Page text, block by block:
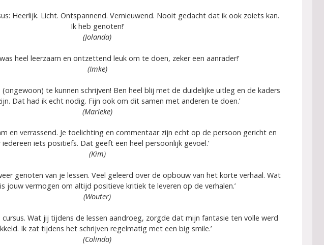
Heerlijk. Licht. Ontspannend. Vernieuwend. Nooit gedacht dat ik ook zoiets kan.
Ik heb genoten!’
(Jolanda)
was heel leerzaam en ontzettend leuk om te doen, zeker een aanrader!’
(Imke)
(ongewoon) te kunnen schrijven! Ben heel blij met de duidelijke uitleg en de kaders
Dat had ik echt nodig. Fijn ook om dit samen met anderen te doen.’
(Marieke)
en verrassend. Je toelichting en commentaar zijn echt op de persoon gericht en
iedereen iets positiefs. Dat geeft een heel persoonlijk gevoel.’
(Kim)
genoten van je lessen. Veel geleerd over de opbouw van het korte verhaal. Wat
jouw vermogen om altijd positieve kritiek te leveren op de verhalen.’
(Wouter)
cursus. Wat jij tijdens de lessen aandroeg, zorgde dat mijn fantasie ten volle werd
Ik zat tijdens het schrijven regelmatig met een big smile.’
(Colinda)